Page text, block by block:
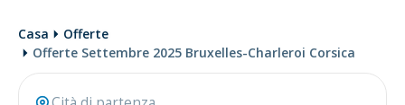
Casa
Offerte
Offerte Settembre 2025 Bruxelles-Charleroi Corsica